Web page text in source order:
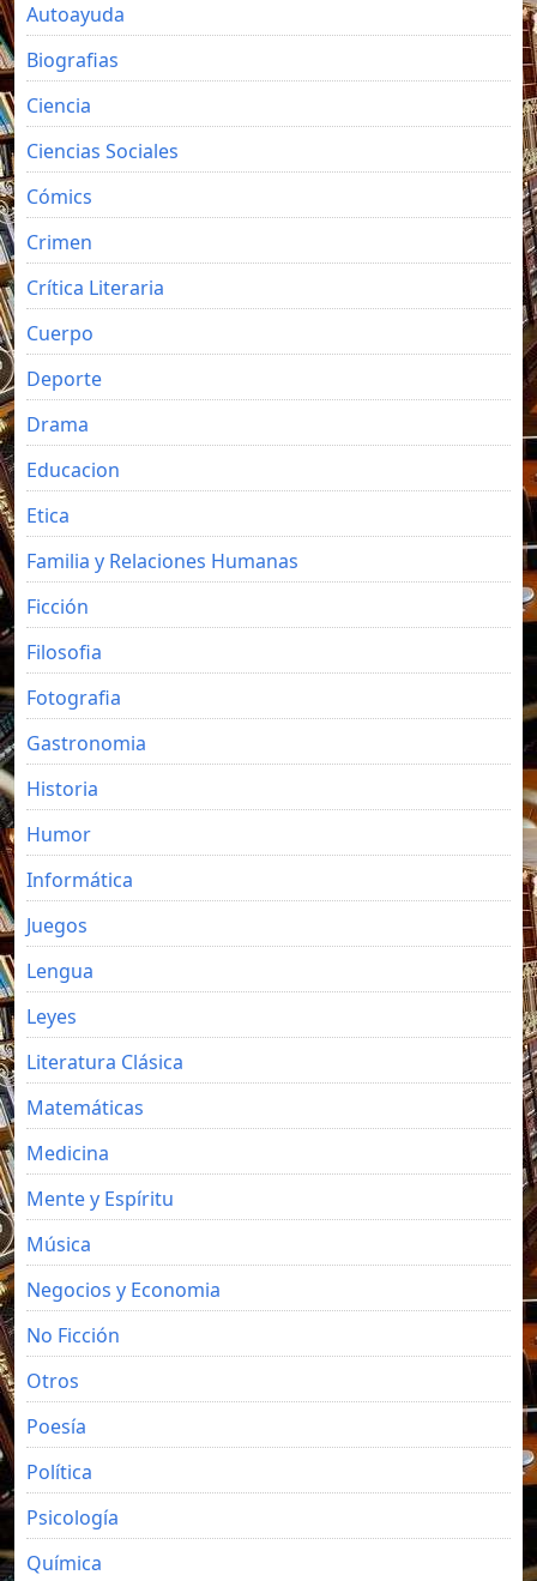
Autoayuda
Biografias
Ciencia
Ciencias Sociales
Cómics
Crimen
Crítica Literaria
Cuerpo
Deporte
Drama
Educacion
Etica
Familia y Relaciones Humanas
Ficción
Filosofia
Fotografia
Gastronomia
Historia
Humor
Informática
Juegos
Lengua
Leyes
Literatura Clásica
Matemáticas
Medicina
Mente y Espíritu
Música
Negocios y Economia
No Ficción
Otros
Poesía
Política
Psicología
Química